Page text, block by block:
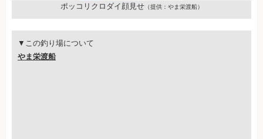
ポッコリクロダイ顔見せ（提供：やま栄渡船）
▼この釣り場について
やま栄渡船